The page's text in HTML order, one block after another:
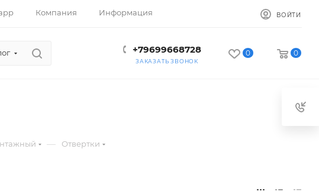
Компания Информация ВОЙТИ
+79699668728
ЗАКАЗАТЬ ЗВОНОК
0 0
— Отвертки